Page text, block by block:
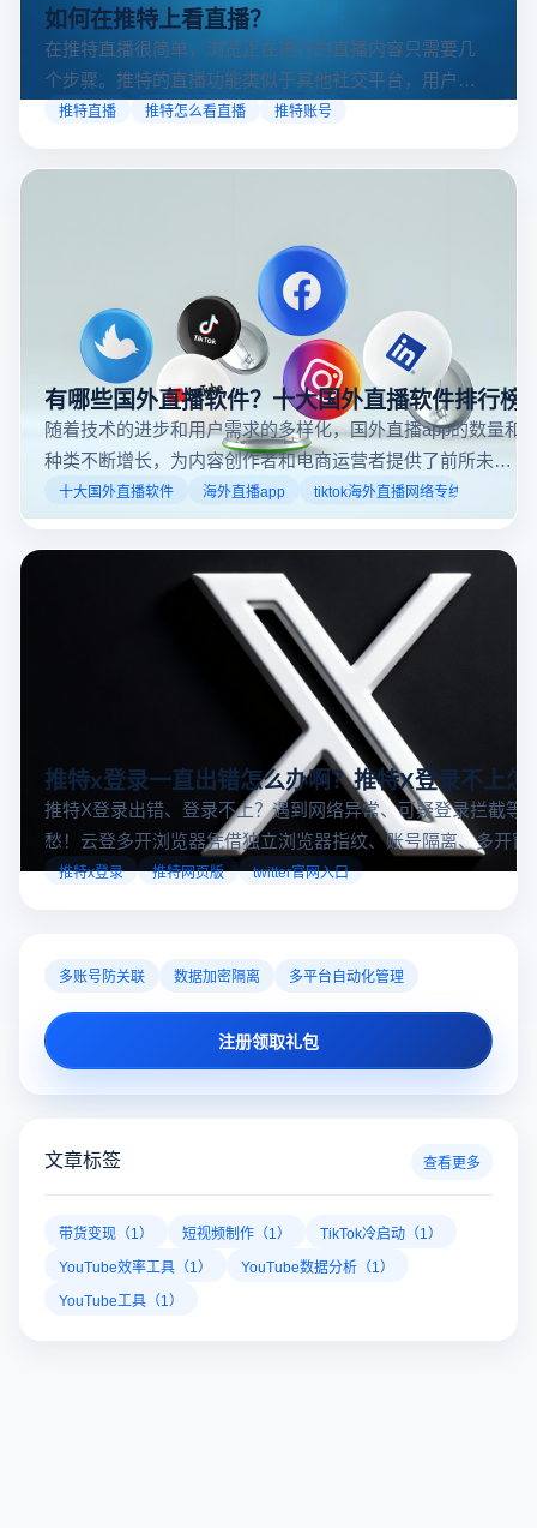
如何在推特上看直播？
在推特直播很简单，浏览正在进行的直播内容只需要几
个步骤。推特的直播功能类似于其他社交平台，用户可
以通过关注自己喜欢的账号、浏览话题标签或查看实时
可以随时随地参与实时互动，无论是关注新闻事件、休
推特直播 推特怎么看直播 推特账号
有哪些国外直播软件？十大国外直播软件排行榜
随着技术的进步和用户需求的多样化，国外直播app的数量和
种类不断增长，为内容创作者和电商运营者提供了前所未有
的机遇。如果你是一个跨境电商从业者，想要了解2025年十
大国外直播软件排行榜，那么你来对地方了！接下来跟着云
登多开浏览器一起来了解海外直播平台哪些最受欢迎。
十大国外直播软件 海外直播app tiktok海外直播网络专线
推特x登录一直出错怎么办啊？推特X登录不上怎
推特X登录出错、登录不上？遇到网络异常、可疑登录拦截等
愁！云登多开浏览器凭借独立浏览器指纹、账号隔离、多开窗
对性解决登录难题，让推特X登录更稳定安全～
推特x登录 推特网页版 twitter官网入口
多账号防关联 数据加密隔离 多平台自动化管理
注册领取礼包
文章标签 查看更多
带货变现（1） 短视频制作（1）
TikTok冷启动（1）
YouTube效率工具（1）
YouTube数据分析（1）
YouTube工具（1）